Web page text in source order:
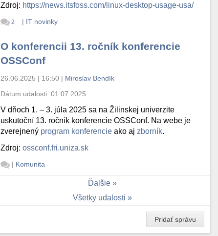
Zdroj: https://news.itsfoss.com/linux-desktop-usage-usa/
2 | IT novinky
O konferencii 13. ročník konferencie
OSSConf
26.06.2025 | 16:50 | Miroslav Bendík
Dátum udalosti:01.07.2025
V dňoch 1. – 3. júla 2025 sa na Žilinskej univerzite
uskutoční 13. ročník konferencie OSSConf. Na webe je
zverejnený program konferencie ako aj zborník.
Zdroj:ossconf.fri.uniza.sk
| Komunita
Ďalšie
Všetky udalosti
Pridať správu